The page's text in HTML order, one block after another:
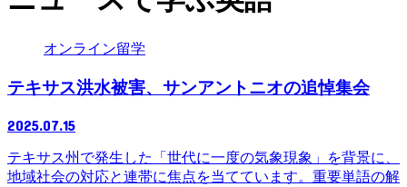
オンライン留学
テキサス洪水被害、サンアントニオの追悼集会
2025.07.15
テキサス州で発生した「世代に一度の気象現象」を背景に、
地域社会の対応と連帯に焦点を当てています。重要単語の解